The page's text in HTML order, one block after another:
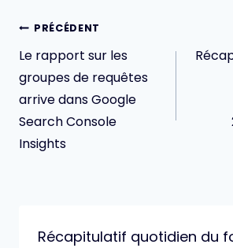
Navigation
de
l’article
PRÉCÉDENT
Le rapport sur les
groupes de requêtes
arrive dans Google
Search Console
Insights
Récapitulatif quotidien du